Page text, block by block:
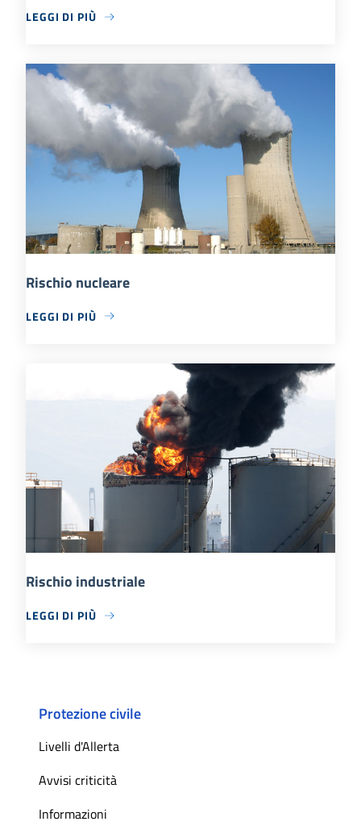
LEGGI DI PIÙ
Rischio nucleare
LEGGI DI PIÙ
Rischio industriale
LEGGI DI PIÙ
Protezione civile
Livelli d'Allerta
Avvisi criticità
Informazioni